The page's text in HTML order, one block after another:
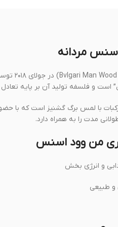
مردانه
است و فلسفه تولید آن بر پایه
مرکبات با لمس برگ گشنیز است که
مدت را به همراه دارد.
من وود اسنس
و انرژی بخش
طبیعی